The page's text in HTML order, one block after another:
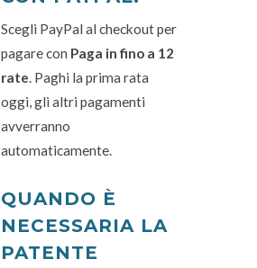
Scegli PayPal al checkout per
pagare con Paga in fino a 12
rate. Paghi la prima rata
oggi, gli altri pagamenti
avverranno
automaticamente.
QUANDO È
NECESSARIA LA
PATENTE